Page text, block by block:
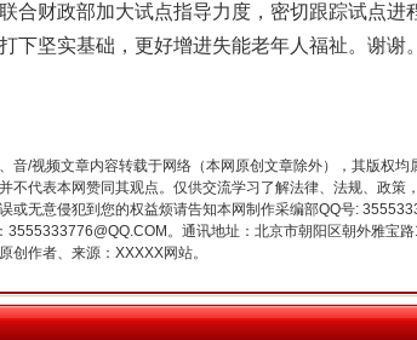
财政部加大试点指导力度，密切跟踪试点进
下坚实基础，更好增进失能老年人福祉。谢谢。
音/视频文章内容转载于网络（本网原创文章除外），其版权
不代表本网赞同其观点。仅供交流学习了解法律、法规、政
或无意侵犯到您的权益烦请告知本网制作采编部QQ号:
。通讯地址：北京市朝阳区朝外雅宝
创作者、来源：XXXXX网站。
全局